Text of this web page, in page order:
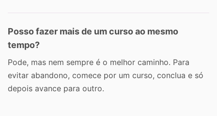
Posso fazer mais de um curso ao mesmo
tempo?
Pode, mas nem sempre é o melhor caminho. Para
evitar abandono, comece por um curso, conclua e só
depois avance para outro.